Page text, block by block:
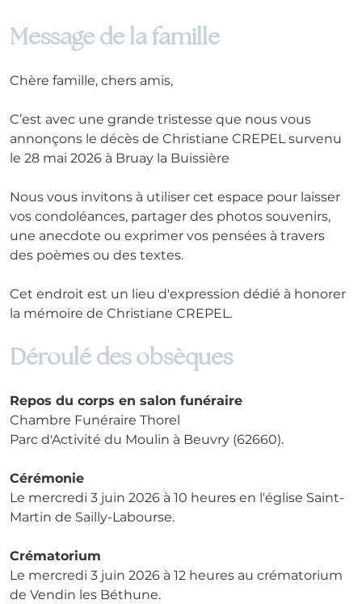
Message de la famille
Chère famille, chers amis,
C’est avec une grande tristesse que nous vous
annonçons le décès de Christiane CREPEL survenu
le 28 mai 2026 à Bruay la Buissière
Nous vous invitons à utiliser cet espace pour laisser
vos condoléances, partager des photos souvenirs,
une anecdote ou exprimer vos pensées à travers
des poèmes ou des textes.
Cet endroit est un lieu d'expression dédié à honorer
la mémoire de Christiane CREPEL.
Déroulé des obsèques
Repos du corps en salon funéraire
Chambre Funéraire Thorel
Parc d'Activité du Moulin à Beuvry (62660).
Cérémonie
Le mercredi 3 juin 2026 à 10 heures en l'église Saint-
Martin de Sailly-Labourse.
Crématorium
Le mercredi 3 juin 2026 à 12 heures au crématorium
de Vendin les Béthune.